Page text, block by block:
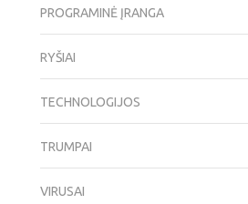
PROGRAMINĖ ĮRANGA
RYŠIAI
TECHNOLOGIJOS
TRUMPAI
VIRUSAI